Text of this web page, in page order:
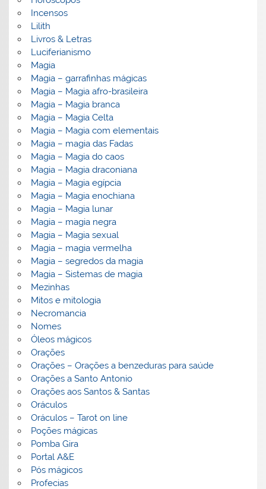
Incensos
Lilith
Livros & Letras
Luciferianismo
Magia
Magia – garrafinhas mágicas
Magia – Magia afro-brasileira
Magia – Magia branca
Magia – Magia Celta
Magia – Magia com elementais
Magia – magia das Fadas
Magia – Magia do caos
Magia – Magia draconiana
Magia – Magia egípcia
Magia – Magia enochiana
Magia – Magia lunar
Magia – magia negra
Magia – Magia sexual
Magia – magia vermelha
Magia – segredos da magia
Magia – Sistemas de magia
Mezinhas
Mitos e mitologia
Necromancia
Nomes
Óleos mágicos
Orações
Orações – Orações a benzeduras para saúde
Orações a Santo Antonio
Orações aos Santos & Santas
Oráculos
Oráculos – Tarot on line
Poções mágicas
Pomba Gira
Portal A&E
Pós mágicos
Profecias